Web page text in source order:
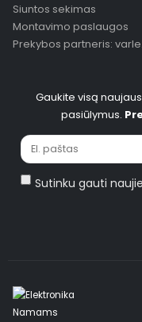
Siuntos sekimas
Montavimo paslaugos
Prekybos partneris:
Gaukite visą
pasiūlymus.
Sutinku gauti